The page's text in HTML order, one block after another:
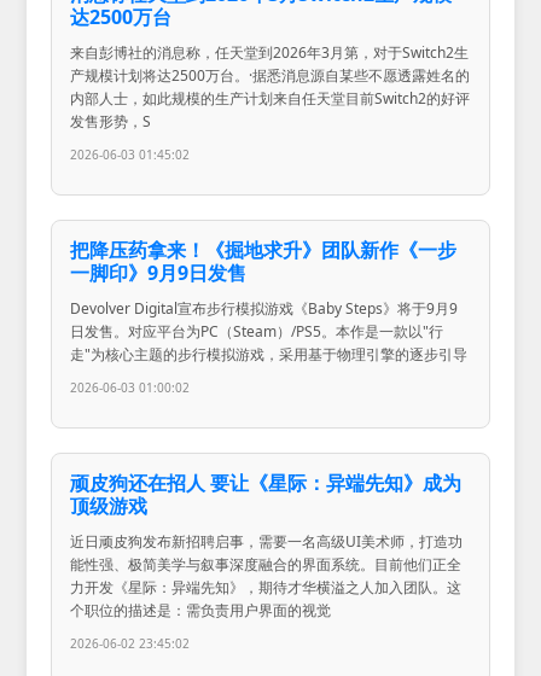
达2500万台
来自彭博社的消息称，任天堂到2026年3月第，对于Switch2生
产规模计划将达2500万台。·据悉消息源自某些不愿透露姓名的
内部人士，如此规模的生产计划来自任天堂目前Switch2的好评
发售形势，S
2026-06-03 01:45:02
把降压药拿来！《掘地求升》团队新作《一步
一脚印》9月9日发售
Devolver Digital宣布步行模拟游戏《Baby Steps》将于9月9
日发售。对应平台为PC（Steam）/PS5。本作是一款以"行
走"为核心主题的步行模拟游戏，采用基于物理引擎的逐步引导
2026-06-03 01:00:02
顽皮狗还在招人 要让《星际：异端先知》成为
顶级游戏
近日顽皮狗发布新招聘启事，需要一名高级UI美术师，打造功
能性强、极简美学与叙事深度融合的界面系统。目前他们正全
力开发《星际：异端先知》，期待才华横溢之人加入团队。这
个职位的描述是：需负责用户界面的视觉
2026-06-02 23:45:02